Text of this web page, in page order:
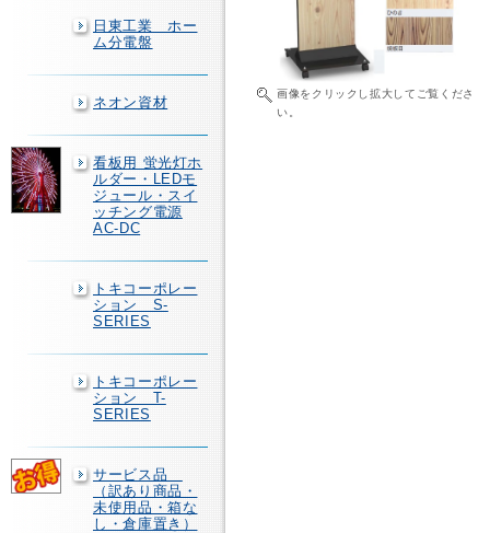
日東工業 ホー
ム分電盤
ネオン資材
看板用 蛍光灯ホ
ルダー・LEDモ
ジュール・スイ
ッチング電源
AC-DC
トキコーポレー
ション S-
SERIES
トキコーポレー
ション T-
SERIES
サービス品
（訳あり商品・
未使用品・箱な
し・倉庫置き）
画像をクリックし拡大してご覧くださ
い。